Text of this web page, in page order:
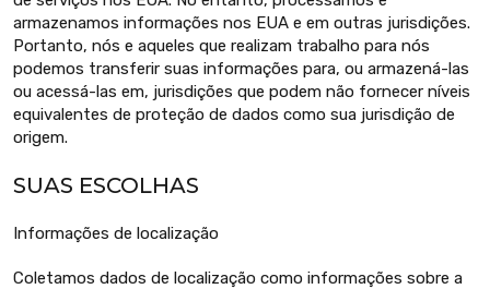
armazenamos informações nos EUA e em outras jurisdições.
Portanto, nós e aqueles que realizam trabalho para nós
podemos transferir suas informações para, ou armazená-las
ou acessá-las em, jurisdições que podem não fornecer níveis
equivalentes de proteção de dados como sua jurisdição de
origem.
SUAS ESCOLHAS
Informações de localização
Coletamos dados de localização como informações sobre a